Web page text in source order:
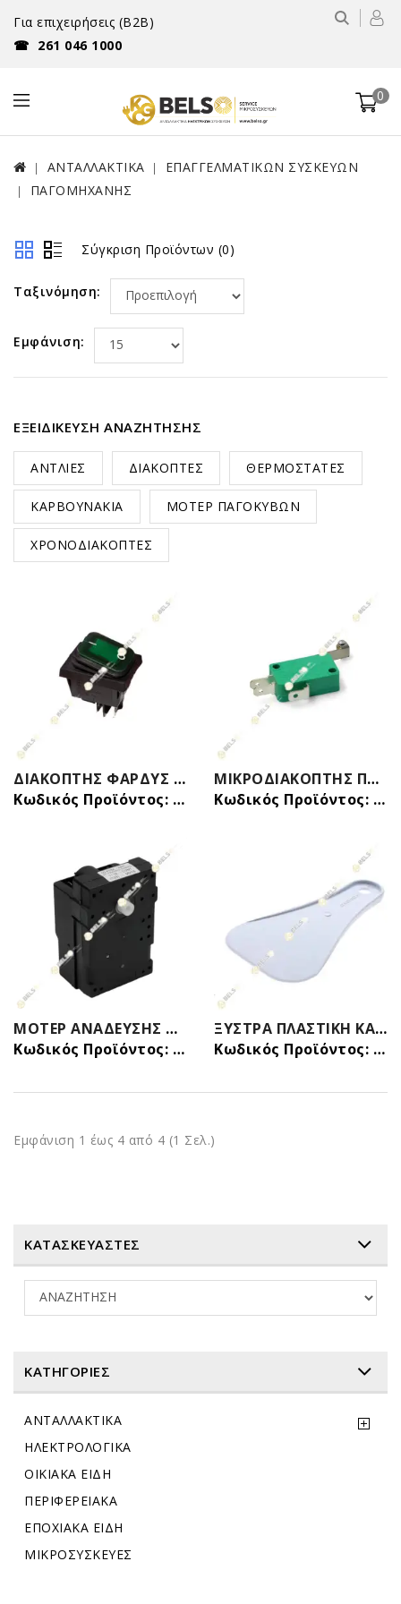
Για επιχειρήσεις (B2B)
☎ 261 046 1000
0
ΑΝΤΑΛΛΑΚΤΙΚΑ
ΕΠΑΓΓΕΛΜΑΤΙΚΩΝ ΣΥΣΚΕΥΩΝ
ΠΑΓΟΜΗΧΑΝΗΣ
Σύγκριση Προϊόντων (0)
Ταξινόμηση:
Εμφάνιση:
ΕΞΕΙΔΊΚΕΥΣΗ ΑΝΑΖΉΤΗΣΗΣ
ΑΝΤΛΙΕΣ ΔΙΑΚΟΠΤΕΣ ΘΕΡΜΟΣΤΑΤΕΣ
ΚΑΡΒΟΥΝΑΚΙΑ ΜΟΤΕΡ ΠΑΓΟΚΥΒΩΝ
ΧΡΟΝΟΔΙΑΚΟΠΤΕΣ
ΔΙΑΚΟΠΤΗΣ ΦΑΡΔΥΣ ΕΠΑΓΓEΛΜΑΤΙΚΩΝ ΣΥΣΚΕΥΩΝ ΜΕ ΚΑΛΥΜΑ 4 ΕΠΑΦΩΝ ΠΡΑΣΙΝΟ
Κωδικός Προϊόντος: 24532949B
ΜΙΚΡΟΔΙΑΚΟΠΤΗΣ ΠΑΓΟΜΗΧΑΝΗΣ (ΚΙΤ) ICEMATIC-SCOTSMAN ΓΕΝΙΚΗΣ ΧΡΗΣΗΣ 16Α
Κωδικός Προϊόντος: 24095099
ΜΟΤΕΡ ΑΝΑΔΕΥΣΗΣ ΠΑΓΩΜΗΧΑΝΗΣ 11w 220-240v 50-60hz 50rpm ARISTARCO - BARLINE - BRICE ITALIA - CASTEL MAC - EURFRIGOR - ICEMATIC - KASTEL - MALONGO - MIGEL - MONDIAL - NUOVA SIMONELLI - OLYMPUS - SCOTSMAN - SIMAG - SM COMMERCIALE - WEGA - WHIRLPOOL
Κωδικός Προϊόντος: 34958811
ΞΥΣΤΡΑ ΠΛΑΣΤΙΚΗ ΚΑΤΑΨΥΞΗΣ ΠΑΓΟΥ ΓΕΝΙΚΗΣ ΧΡΗΣΗΣ
Κωδικός Προϊόντος: 02205005
Εμφάνιση 1 έως 4 από 4 (1 Σελ.)
ΚΑΤΑΣΚΕΥΑΣΤΕΣ
ΚΑΤΗΓΟΡΊΕΣ
ΑΝΤΑΛΛΑΚΤΙΚΑ
ΗΛΕΚΤΡΟΛΟΓΙΚΑ
ΟΙΚΙΑΚΑ ΕΙΔΗ
ΠΕΡΙΦΕΡΕΙΑΚΑ
ΕΠΟΧΙΑΚΑ ΕΙΔΗ
ΜΙΚΡΟΣΥΣΚΕΥΕΣ